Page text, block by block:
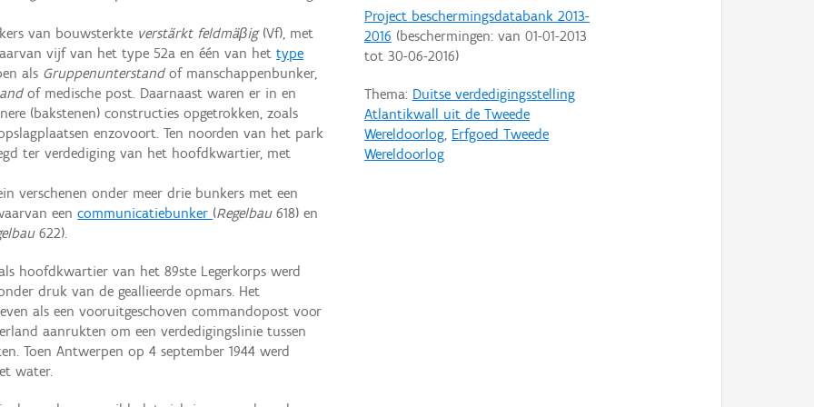
Project beschermingsdatabank 2013-
2016 (beschermingen: van 01-01-2013
tot 30-06-2016)
Thema: Duitse verdedigingsstelling
Atlantikwall uit de Tweede
Wereldoorlog, Erfgoed Tweede
Wereldoorlog
van bouwsterkte verstärkt feldmäβig(Vf), met
vijf van het type 52a en één van hettype
als Gruppenunterstandof manschappenbunker,
of medische post. Daarnaast waren er in en
(bakstenen) constructies opgetrokken, zoals
enzovoort. Ten noorden van het park
ter verdediging van het hoofdkwartier, met
verschenen onder meer drie bunkers met een
eencommunicatiebunker (Regelbau618) en
622).
hoofdkwartier van het 89ste Legerkorps werd
druk van de geallieerde opmars. Het
als een vooruitgeschoven commandopost voor
aanrukten om een verdedigingslinie tussen
Toen Antwerpen op 4 september 1944 werd
water.